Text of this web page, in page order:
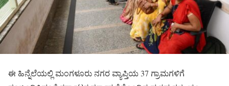
ಈ ಹಿನ್ನೆಲೆಯಲ್ಲಿ ಮಂಗಳೂರು ನಗರ ವ್ಯಾಪ್ತಿಯ 37 ಗ್ರಾಮಗಳಿಗೆ